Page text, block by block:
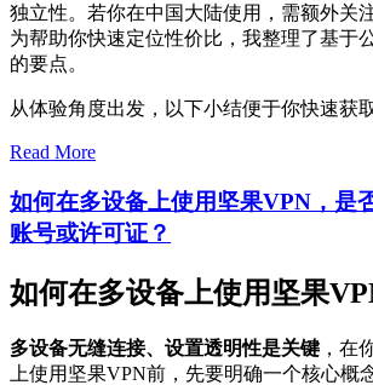
独立性。若你在中国大陆使用，需额外关
为帮助你快速定位性价比，我整理了基于
的要点。
从体验角度出发，以下小结便于你快速获
Read More
如何在多设备上使用坚果VPN，是
账号或许可证？
如何在多设备上使用坚果
多设备无缝连接、设置透明性是关键 ，在
上使用坚果VPN前，先要明确一个核心概